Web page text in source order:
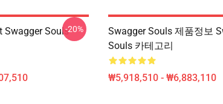
Swagger Souls-20%
Swagger Souls 제품정보
Souls 카테고리
₩5,918,510 - ₩6,883,110